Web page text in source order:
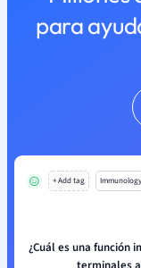
para
+ Add tag Immunology
¿Cuál es una función